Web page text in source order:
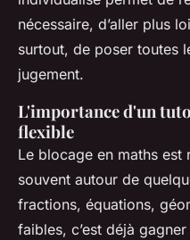
nécessaire, d’aller plus
surtout, de poser toutes
jugement.
L'importance d'un
flexible
Le blocage en maths est
souvent autour de
fractions, équations,
faibles, c’est déjà